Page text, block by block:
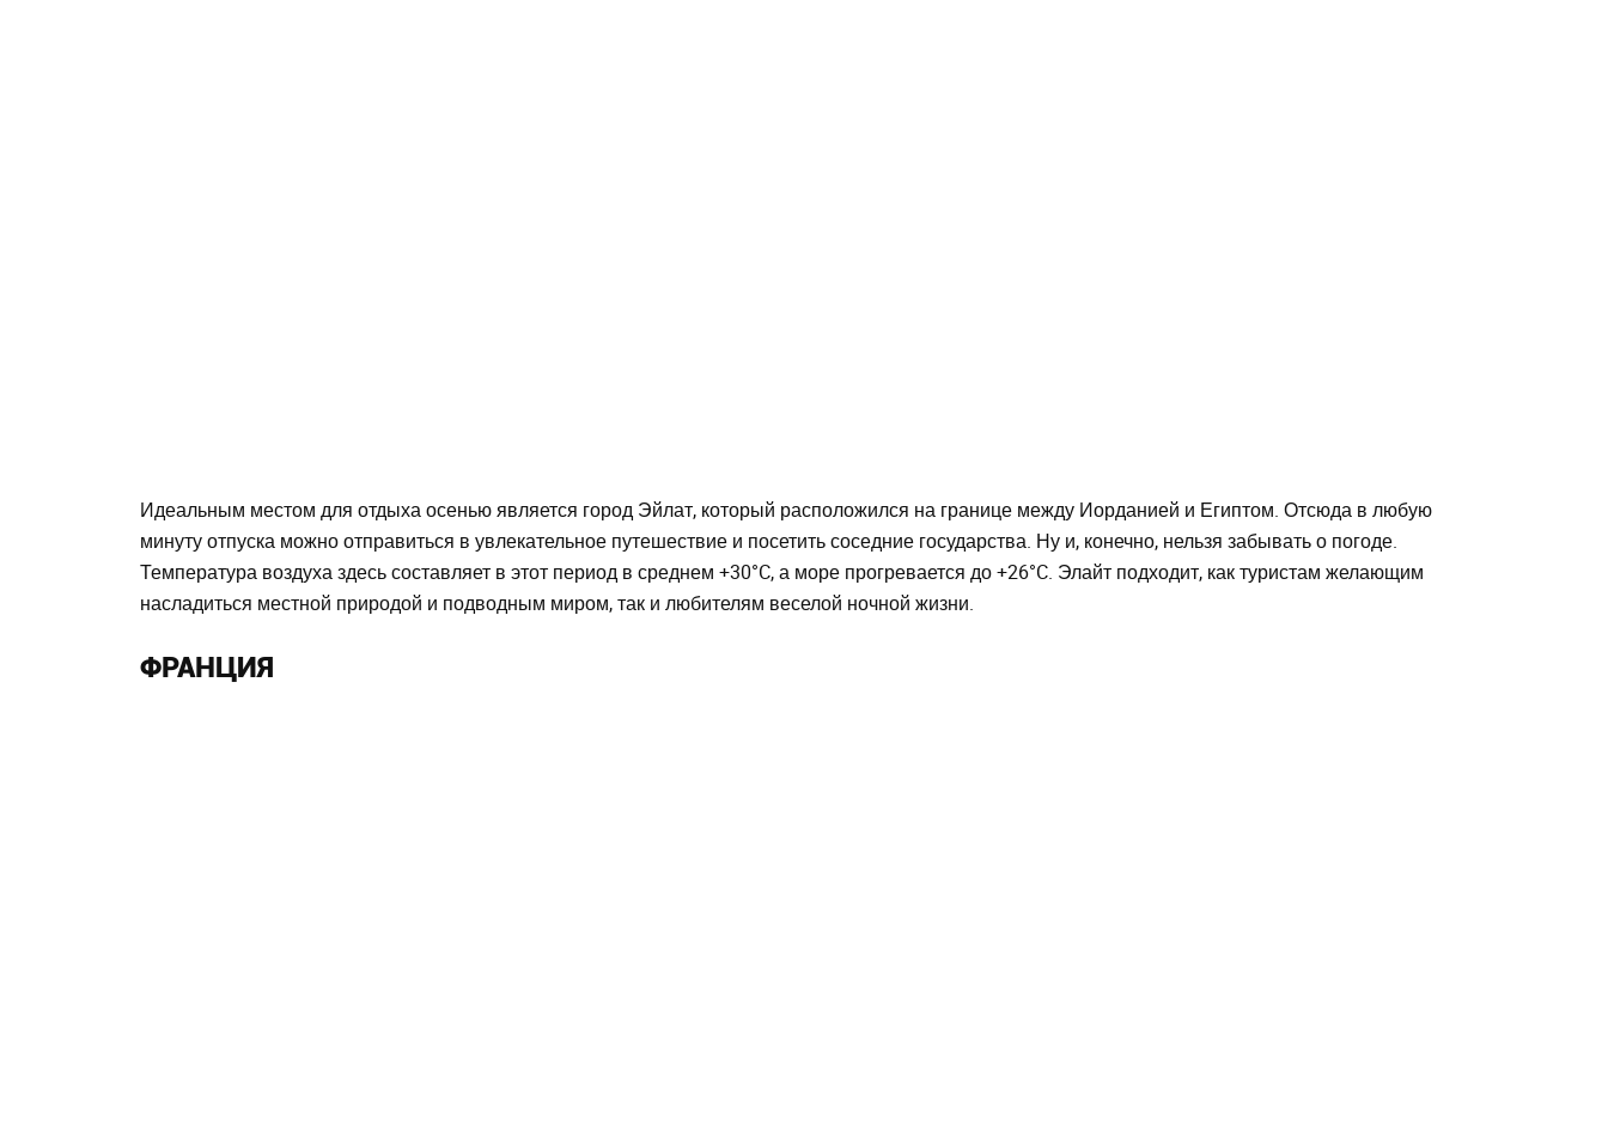
Идеальным местом для отдыха осенью является город Эйлат, который расположился на границе между Иорданией и Египтом. Отсюда в любую
минуту отпуска можно отправиться в увлекательное путешествие и посетить соседние государства. Ну и, конечно, нельзя забывать о погоде.
Температура воздуха здесь составляет в этот период в среднем +30°C, а море прогревается до +26°C. Элайт подходит, как туристам желающим
насладиться местной природой и подводным миром, так и любителям веселой ночной жизни.
ФРАНЦИЯ